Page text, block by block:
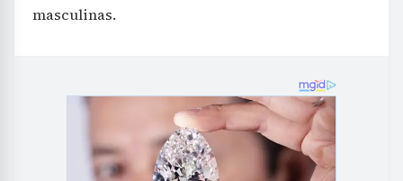
masculinas.